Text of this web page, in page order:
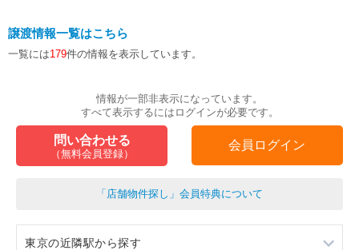
譲渡情報一覧はこちら
一覧には179件の情報を表示しています。
情報が一部非表示になっています。
すべて表示するにはログインが必要です。
問い合わせる
（無料会員登録）
会員ログイン
「店舗物件探し」会員特典について
東京の近隣駅から探す